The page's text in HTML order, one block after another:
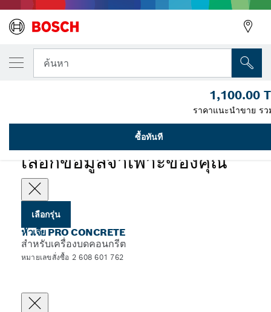
ค้นหา
หัวเจียการขัดผิวคอนกรีต PRO สำหรับเครื่องขัดผิวคอนกรีต อายุการใช้
เลือกข้อมูลจำเพาะของคุณ
เลือกรุ่น
หัวเจีย PRO CONCRETE
สำหรับเครื่องบดคอนกรีต
หมายเลขสั่งซื้อ 2 608 601 762
รุ่นที่คุณเลือก
หัวเจีย PRO Concrete, 50 x 125 มม., 22.23 ม
2 608 601 762
1,100.00
ราคาแนะนำขาย รว
ซื้อทันที